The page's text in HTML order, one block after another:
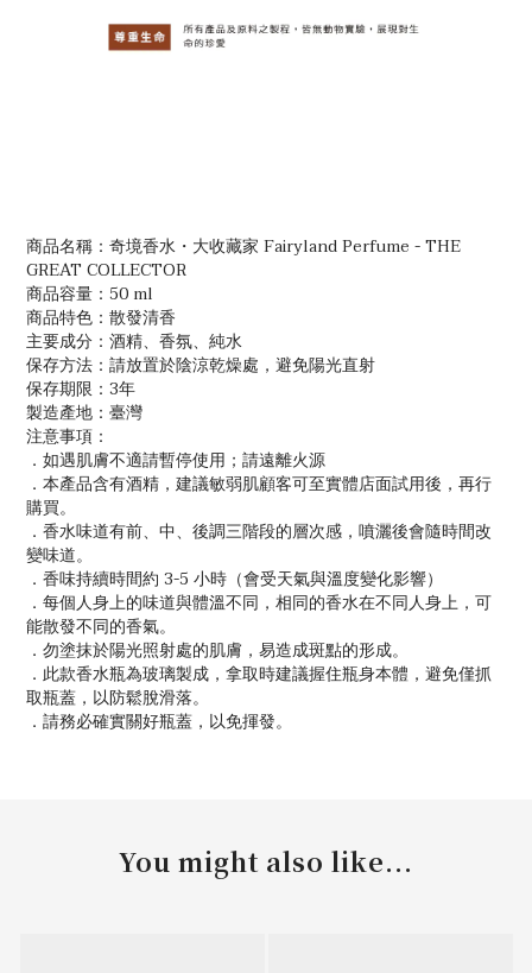
商品名稱： 奇境香水・大收藏家 Fairyland Perfume -THE
GREAT COLLECTOR
商品容量：50 ml
商品特色：散發清香
主要成分：酒精、香氛、純水
保存方法：請放置於陰涼乾燥處，避免陽光直射
保存期限： 3年
製造產地：臺灣
注意事項：
．如遇肌膚不適請暫停使用；請遠離火源
．本產品含有酒精，建議敏弱肌顧客可至實體店面試用後，再行
購買。
．香水味道有前、中、後調三階段的層次感，噴灑後會隨時間改
變味道。
．香味持續時間約 3-5 小時（會受天氣與溫度變化影響）
．每個人身上的味道與體溫不同，相同的香水在不同人身上，可
能散發不同的香氣。
．勿塗抹於陽光照射處的肌膚，易造成斑點的形成。
．此款香水瓶為玻璃製成，拿取時建議握住瓶身本體，避免僅抓
取瓶蓋，以防鬆脫滑落。
．請務必確實關好瓶蓋，以免揮發。
You might also like...